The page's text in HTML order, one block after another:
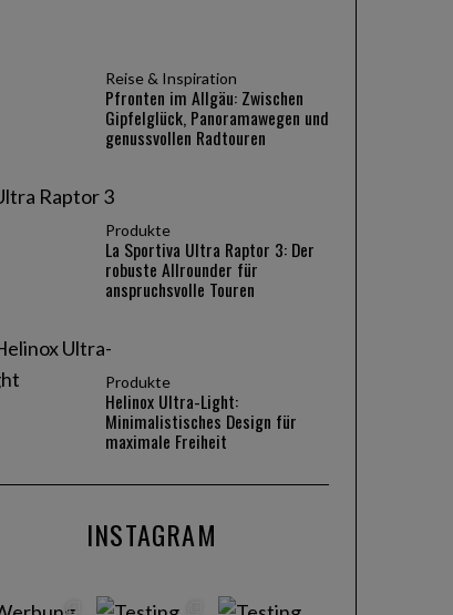
Reise & Inspiration
Pfronten im Allgäu: Zwischen
Gipfelglück, Panoramawegen und
genussvollen Radtouren
Produkte
La Sportiva Ultra Raptor 3: Der
robuste Allrounder für
anspruchsvolle Touren
Produkte
Helinox Ultra-Light:
Minimalistisches Design für
maximale Freiheit
INSTAGRAM